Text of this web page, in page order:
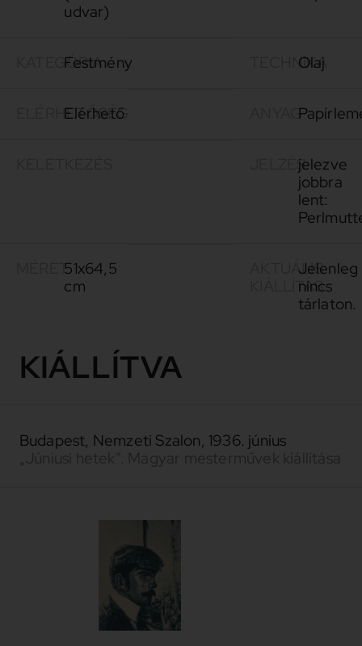
udvar)
KATEGÓRIA
Festmény TECHNIKA
Olaj
ELÉRHETŐSÉG
Elérhető ANYAG
JELZÉSjelezve
jobbra
lent:
MÉRET51x64,5
cm
AKTUÁLIS
KIÁLLÍTÁS
Jelenleg
nincs
tárlaton.
KIÁLLÍTVA
Budapest, Nemzeti Szalon, 1936. június